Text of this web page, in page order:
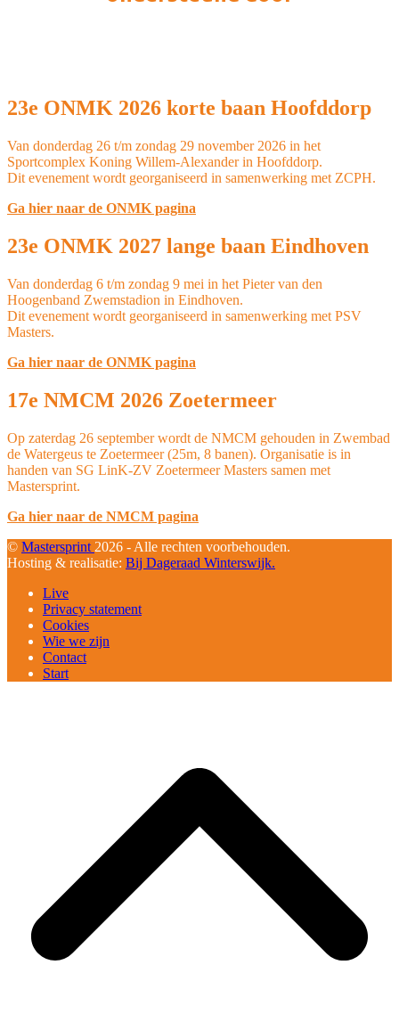
23e ONMK 2026 korte baan Hoofddorp
Van donderdag 26 t/m zondag 29 november 2026 in het
Sportcomplex Koning Willem-Alexander in Hoofddorp.
Dit evenement wordt georganiseerd in samenwerking met ZCPH.
Ga hier naar de ONMK pagina
23e ONMK 2027 lange baan Eindhoven
Van donderdag 6 t/m zondag 9 mei in het Pieter van den
Hoogenband Zwemstadion in Eindhoven.
Dit evenement wordt georganiseerd in samenwerking met PSV
Masters.
Ga hier naar de ONMK pagina
17e NMCM 2026 Zoetermeer
Op zaterdag 26 september wordt de NMCM gehouden in Zwembad
de Watergeus te Zoetermeer (25m, 8 banen). Organisatie is in
handen van SG LinK-ZV Zoetermeer Masters samen met
Mastersprint.
Ga hier naar de NMCM pagina
© Mastersprint 2026 - Alle rechten voorbehouden.
Hosting & realisatie: Bij Dageraad Winterswijk.
Live
Privacy statement
Cookies
Wie we zijn
Contact
Start